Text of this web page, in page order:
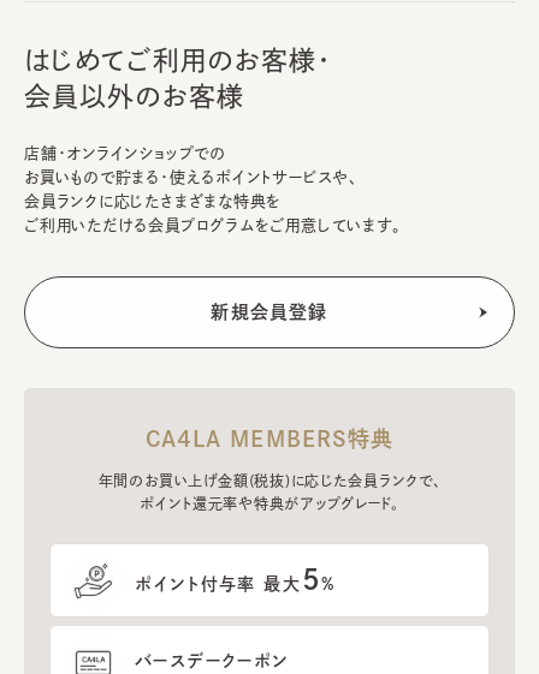
はじめてご利用のお客様・
会員以外のお客様
店舗・オンラインショップでの
お買いもので貯まる・使えるポイントサービスや、
会員ランクに応じたさまざまな特典を
ご利用いただける会員プログラムをご用意しています。
CA4LA MEMBERS特典
年間のお買い上げ金額(税抜)に応じた会員ランクで、
ポイント還元率や特典がアップグレード。
ポイント付与率 最大 5%
バースデークーポン